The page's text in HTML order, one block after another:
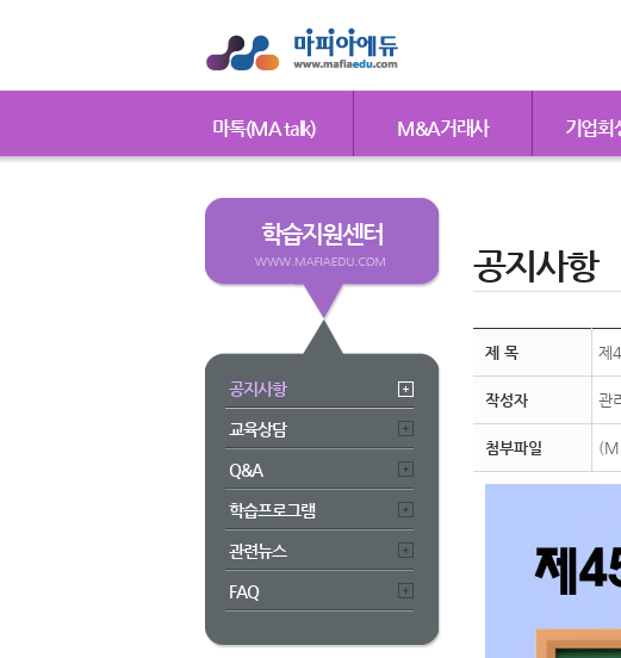
마톡(MA talk) M&A거래사 기업회
학습지원센터
공지사항
교육상담
Q&A
학습프로그램
관련뉴스
FAQ
공지사항
제 목 제
작성자 관
첨부파일